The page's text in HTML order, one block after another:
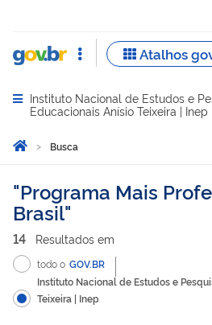
Abrir menu principal de
Instituto Nacional de Estudos e
Educacionais Anísio Teixeira | Inep
Você está aqui:
Página Inicial
Busca
Busca
Programa Mais
Brasil
14 Resultados em
todo o GOV.BR
Instituto Nacional de Estudos e
Teixeira | Inep